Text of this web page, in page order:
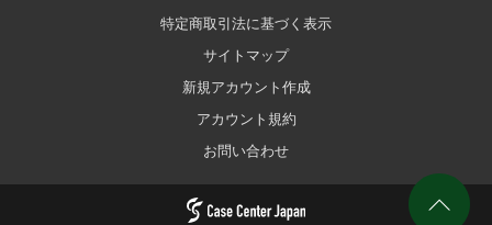
特定商取引法に基づく表示
サイトマップ
新規アカウント作成
アカウント規約
お問い合わせ